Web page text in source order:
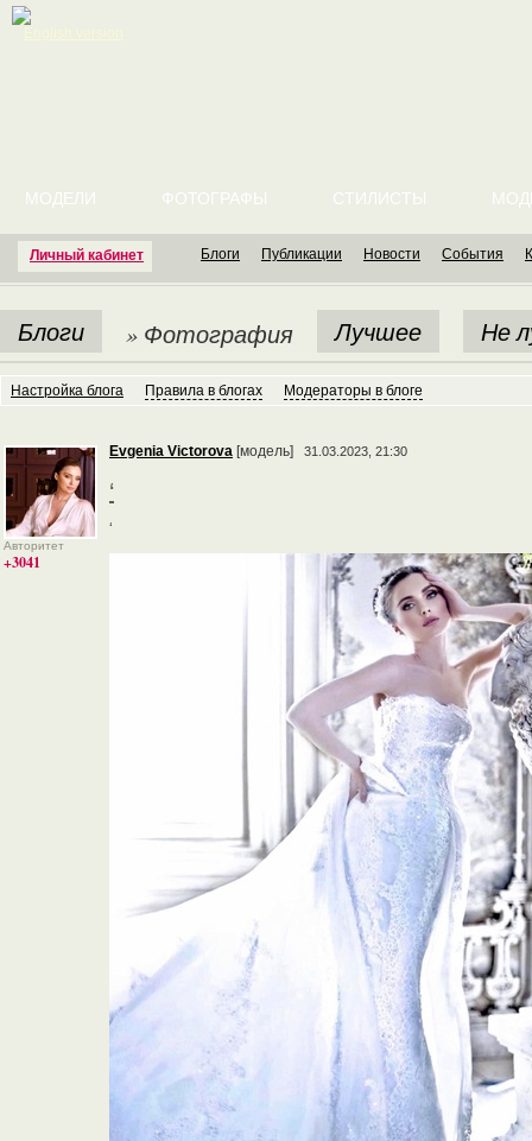
Личный кабинет
МОДЕЛИ ФОТОГРАФЫ СТИЛИСТЫ
Блоги Публикации Новости События
Блоги » Фотография Лучшее Не
Настройка блога Правила в блогах Модераторы в блоге
Авторитет
+3041
Evgenia Victorova [модель] 31.03.2023, 21:30
‘
‘